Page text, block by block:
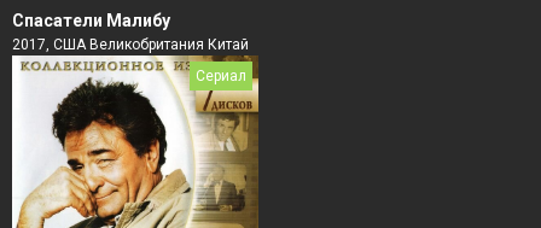
Спасатели Малибу
2017, США Великобритания Китай
Сериал